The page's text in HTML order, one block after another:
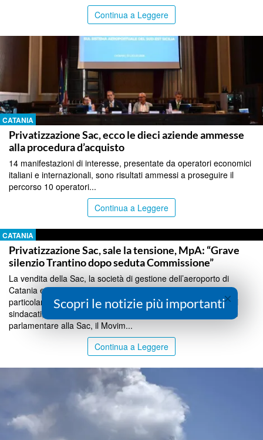
Continua a Leggere
CATANIA
Privatizzazione Sac, ecco le dieci aziende ammesse
alla procedura d’acquisto
14 manifestazioni di interesse, presentate da operatori economici
italiani e internazionali, sono risultati ammessi a proseguire il
percorso 10 operatori...
Continua a Leggere
CATANIA
Privatizzazione Sac, sale la tensione, MpA: “Grave
silenzio Trantino dopo seduta Commissione”
La vendita della Sac, la società di gestione dell’aeroporto di
Catania e di quello di Comiso, agita la politica siciliana e in
particolare la maggioranza., dopo l’incontro della società con i
sindacati, ma soprattutto dopo la missione della Commissione
parlamentare alla Sac, il Movim...
Continua a Leggere
×
Scopri le notizie più importanti